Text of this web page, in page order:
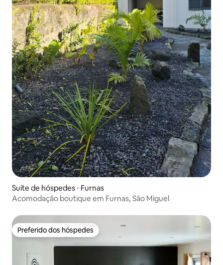
Suíte de hóspedes ⋅ Furnas
Acomodação boutique em Furnas, São Miguel
Preferido dos hóspedes
Preferido dos hóspedes